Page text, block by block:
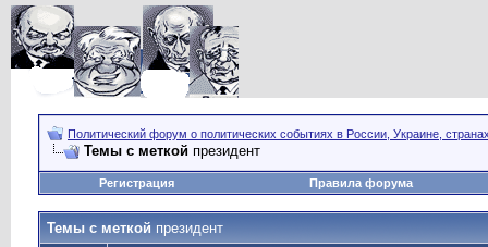
Политический форум о политических событиях в России, Украине,
Темы с меткой президент
Регистрация Правила форума
Темы с меткой президент